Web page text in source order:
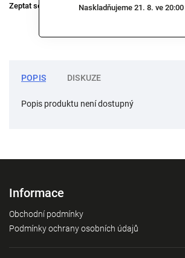
Naskladňujeme 21. 8. ve 20:00
Zeptat se
POPIS DISKUZE
Popis produktu není dostupný
Informace
Obchodní podmínky
Podmínky ochrany osobních údajů